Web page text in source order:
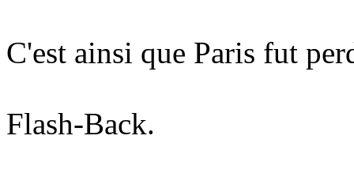
C'est ainsi que Paris fut
Flash-Back.